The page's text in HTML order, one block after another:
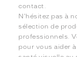
contact.
N'hésitez pas à
sélection de
professionnels.
pour vous aider